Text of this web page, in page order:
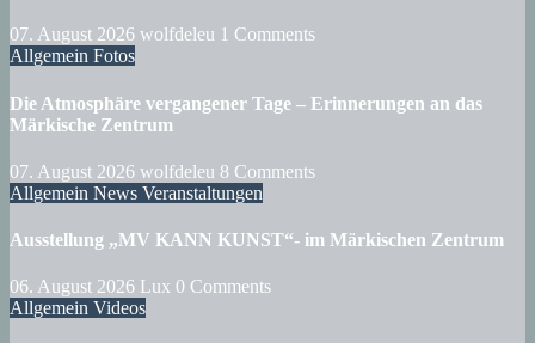
07. August 2026 wolfdeleu 1 Comments
Allgemein Fotos
Die Atmosphäre vergangener Tage – Erinnerungen an das
Märkische Zentrum
07. August 2026 wolfdeleu 8 Comments
Allgemein News Veranstaltungen
Ausstellung „MV KANN KUNST“- im Märkischen Zentrum
06. August 2026 Lux 0 Comments
Allgemein Videos